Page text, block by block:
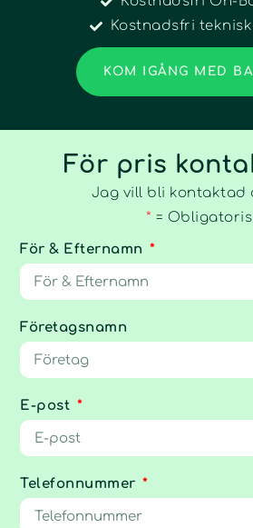
Kostnadsfri
KOM IGÅNG MED
För pris
Jag vill bli kontaktad
* =
För & Efternamn
Företagsnamn
E-post
Telefonnummer